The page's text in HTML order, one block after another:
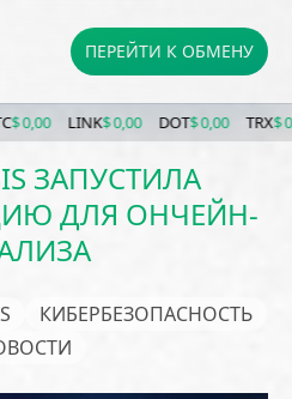
ПЕРЕЙТИ К ОБМЕНУ
LINK$ 0,00 DOT$ 0,00 TRX $ 0,00
ЗАПУСТИЛА
ДЛЯ ОНЧЕЙН-
КИБЕРБЕЗОПАСНОСТЬ